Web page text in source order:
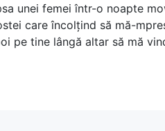
unei femei într-o noapte
care încolțind să mă-
pe tine lângă altar să mă